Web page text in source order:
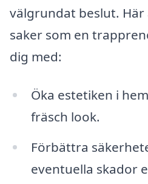
välgrundat beslut. Här
saker som en
dig med:
Öka estetiken i
fräsch look.
Förbättra
eventuella skador